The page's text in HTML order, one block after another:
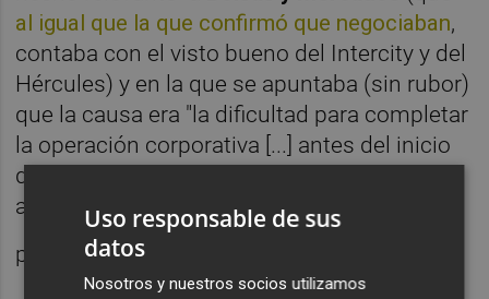
al igual que la que confirmó que negociaban,
contaba con el visto bueno del Intercity y del
Hércules) y en la que se apuntaba (sin rubor)
que la causa era "la dificultad para completar
la operación corporativa [...] antes del inicio
de la
antes estaban convencidos de que les
podían sobrar hasta 10 días de plazo:
Uso responsable de sus
datos
Nosotros y nuestros socios utilizamos